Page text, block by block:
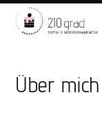
Über mich